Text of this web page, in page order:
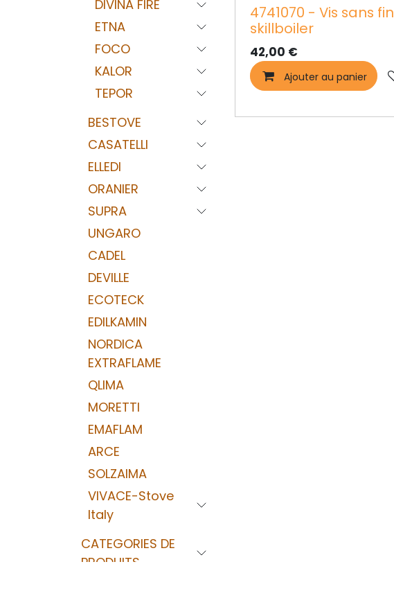
DIVINA FIRE
ETNA
FOCO
KALOR
TEPOR
BESTOVE
CASATELLI
ELLEDI
ORANIER
SUPRA
UNGARO
CADEL
DEVILLE
ECOTECK
EDILKAMIN
NORDICA
EXTRAFLAME
QLIMA
MORETTI
EMAFLAM
ARCE
SOLZAIMA
VIVACE-Stove
Italy
CATEGORIES DE
PRODUITS
4741070 - Vis sans fin
skillboiler
42,00 €
Ajouter au panier